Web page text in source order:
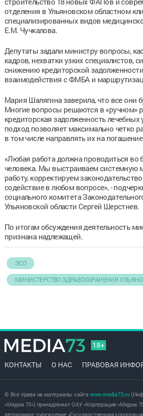
отделения в Ульяновском областном
специализированных видов
Е.М. Чучкалова.
Депутаты задали министру вопросы,
кадров, нехватки узких специалистов,
снижению кредиторской
взаимодействия с ФМБА и
Мария Шалягина заверила, что все они
Многие вопросы решаются в «ручном»
кредиторская задолженность лечебных
подход позволяет максимально четко
в том числе направлять их на
«Любая работа должна проводиться во
человека. Мы выстраиваем системную
работу, корректируем
содействие в любом вопросе», -
социального комитета
Ульяновской области Сергей Шерстнев.
По итогам обсуждения деятельность
признана надлежащей.
ЗСО
МИНИСТЕРСТВО ЗДРАВООХРАНЕНИЯ
18+
КОНТАКТЫ О НАС ПРАВОВАЯ
© Все права на материалы сайта www.media73.ru
«Медиа 73») принадлежат ОАУ «Корпорация «Медиа
автономное учреждение «Государственная